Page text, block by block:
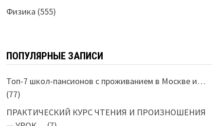
Физика (555)
ПОПУЛЯРНЫЕ ЗАПИСИ
Топ-7 школ-пансионов с проживанием в Москве и…
(77)
ПРАКТИЧЕСКИЙ КУРС ЧТЕНИЯ И ПРОИЗНОШЕНИЯ